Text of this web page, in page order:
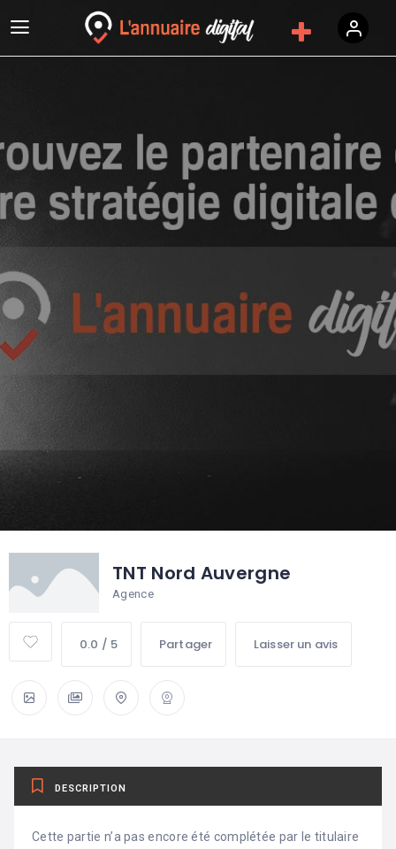
TNT Nord Auvergne
Agence
0.0 / 5 Partager Laisser un avis
DESCRIPTION
Cette partie n’a pas encore été complétée par le titulaire